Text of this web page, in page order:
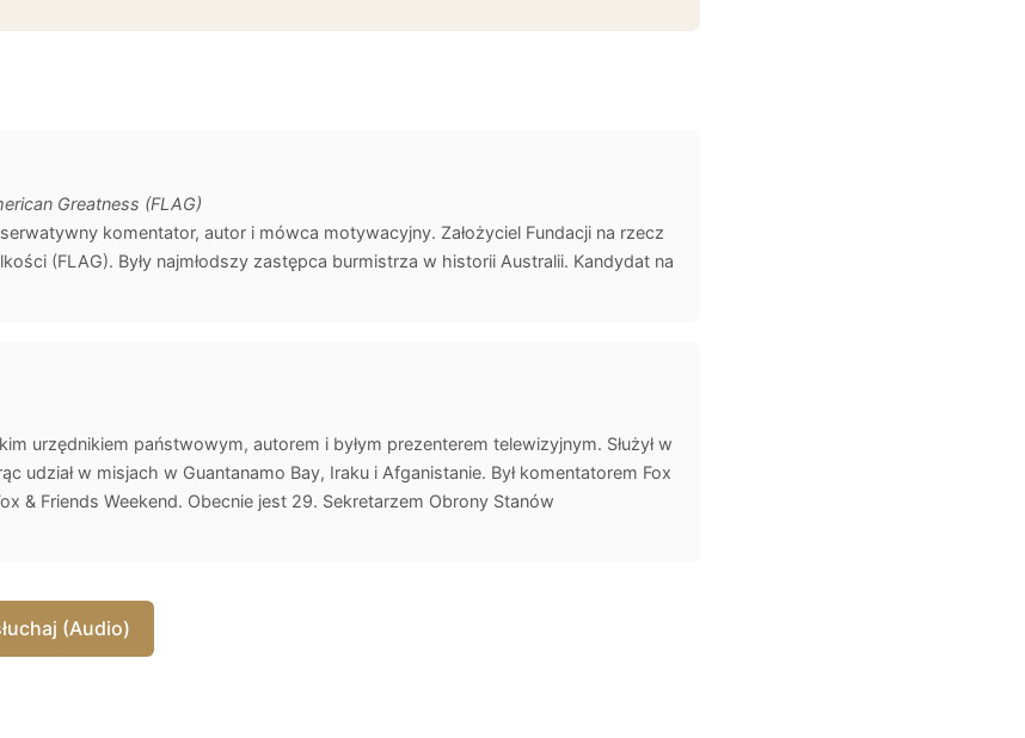
Greatness (FLAG)
komentator, autor i mówca motywacyjny. Założyciel Fundacji na rzecz
(FLAG). Były najmłodszy zastępca burmistrza w historii Australii. Kandydat na
urzędnikiem państwowym, autorem i byłym prezenterem telewizyjnym. Służył w
udział w misjach w Guantanamo Bay, Iraku i Afganistanie. Był komentatorem Fox
& Friends Weekend. Obecnie jest 29. Sekretarzem Obrony Stanów
(Audio)